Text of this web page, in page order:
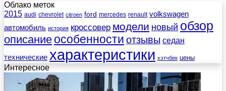
Облако меток
2015 audi chevrolet citroen ford mercedes renault volkswagen
автомобиль история кроссовер модели новый обзор
описание особенности отзывы седан
технические характеристики хэтчбек цены
Интересное